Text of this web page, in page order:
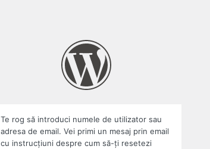
Te rog să introduci numele de utilizator sau
adresa de email. Vei primi un mesaj prin email
cu instrucțiuni despre cum să-ți resetezi